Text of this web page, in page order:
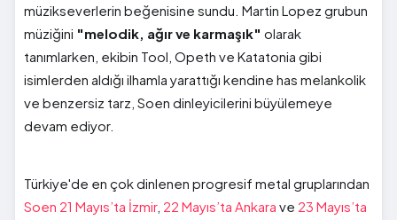
müzikseverlerin beğenisine sundu. Martin Lopez grubun
müziğini "melodik, ağır ve karmaşık" olarak
tanımlarken, ekibin Tool, Opeth ve Katatonia gibi
isimlerden aldığı ilhamla yarattığı kendine has melankolik
ve benzersiz tarz, Soen dinleyicilerini büyülemeye
devam ediyor.
Türkiye'de en çok dinlenen progresif metal gruplarından
Soen 21 Mayıs’ta İzmir, 22 Mayıs’ta Ankara ve 23 Mayıs’ta